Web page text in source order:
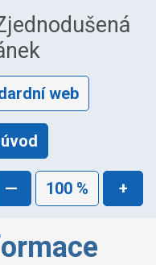
web
— 100 % +